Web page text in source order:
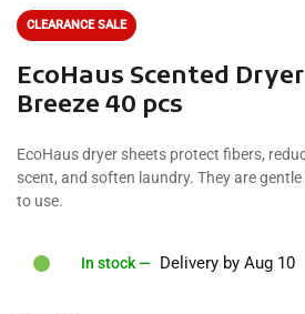
CLEARANCE SALE
EcoHaus Scented
Breeze 40 pcs
EcoHaus dryer sheets protect fibers,
scent, and soften laundry. They are
to use.
In stock — Delivery by Aug 10